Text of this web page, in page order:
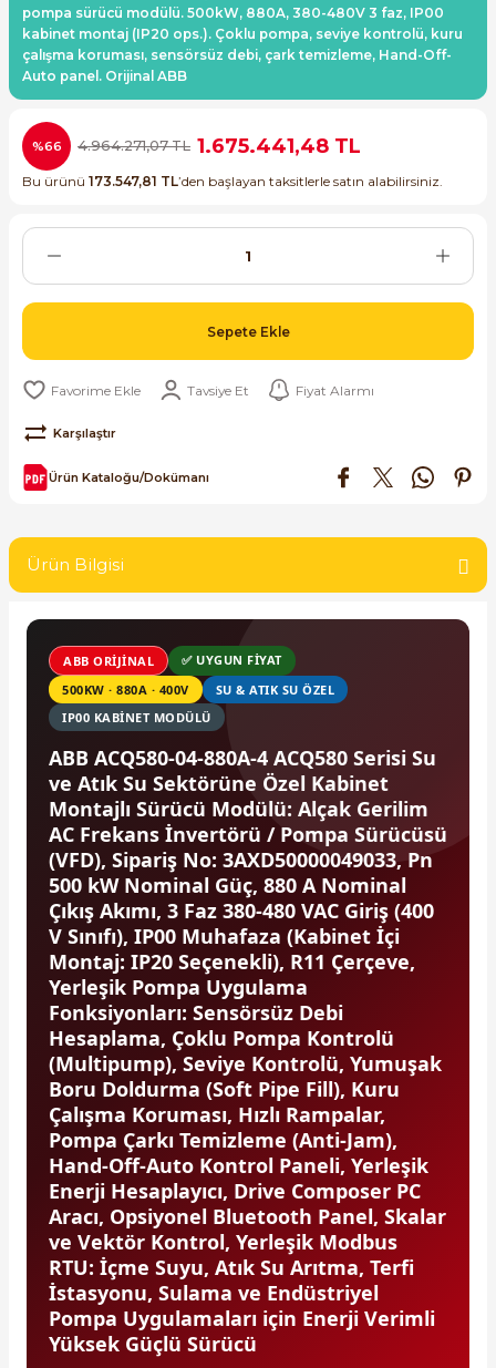
ve Transmitterleri
Sinamics S120 Modüler Sürücü Sistemi
Sinamics S210 Servo Sürücü Sistemi
Sinamics V20 Hız Kontrol Cihazları
Ürünleri
Prizler
Taşıma Sistemleri - Spiral , Boru ,
Rölesi, Cihazları ve Anahtarları
- UPS
Şalterleri
Yol Vericiler
Pako Şalterler
SIMATIC Endüstriyel Panel PC'ler
SIMATIC ExProof Panel PC'ler ve Thin
SIMATIC S7-300
SIMATIC Yazılım Paketleri
SIMOTION Hareket Kontrol Üniteleri
WinCC Unified Runtime Yazılımları
pompa sürücü modülü. 500kW, 880A, 380-480V 3 faz, IP00
kabinet montaj (IP20 ops.). Çoklu pompa, seviye kontrolü, kuru
çalışma koruması, sensörsüz debi, çark temizleme, Hand-Off-
Auto panel. Orijinal ABB
%66 4.964.271,07 TL 1.675.441,48 TL
Bu ürünü 173.547,81 TL’den başlayan taksitlerle satın alabilirsiniz.
Sepete Ekle
Tavsiye Et Fiyat Alarmı
Karşılaştır
Ürün Kataloğu/Dokümanı
Ürün Bilgisi
ABB ORIJINAL
✅ UYGUN FİYAT
500KW · 880A · 400V
SU & ATIK SU ÖZEL
IP00 KABINET MODÜLÜ
ABB ACQ580-04-880A-4 ACQ580 Serisi Su
ve Atık Su Sektörüne Özel Kabinet
Montajlı Sürücü Modülü: Alçak Gerilim
AC Frekans İnvertörü / Pompa Sürücüsü
(VFD), Sipariş No: 3AXD50000049033, Pn
500 kW Nominal Güç, 880 A Nominal
Çıkış Akımı, 3 Faz 380-480 VAC Giriş (400
V Sınıfı), IP00 Muhafaza (Kabinet İçi
Montaj: IP20 Seçenekli), R11 Çerçeve,
Yerleşik Pompa Uygulama
Fonksiyonları: Sensörsüz Debi
Hesaplama, Çoklu Pompa Kontrolü
(Multipump), Seviye Kontrolü, Yumuşak
Boru Doldurma (Soft Pipe Fill), Kuru
Çalışma Koruması, Hızlı Rampalar,
Pompa Çarkı Temizleme (Anti-Jam),
Hand-Off-Auto Kontrol Paneli, Yerleşik
Enerji Hesaplayıcı, Drive Composer PC
Aracı, Opsiyonel Bluetooth Panel, Skalar
ve Vektör Kontrol, Yerleşik Modbus
RTU: İçme Suyu, Atık Su Arıtma, Terfi
İstasyonu, Sulama ve Endüstriyel
Pompa Uygulamaları için Enerji Verimli
Yüksek Güçlü Sürücü